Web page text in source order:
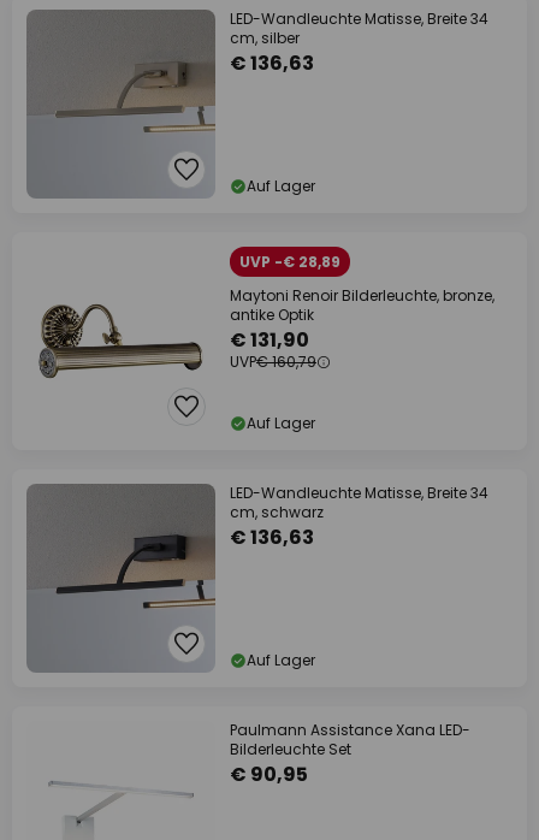
LED-Wandleuchte Matisse, Breite 34
cm, silber
€ 136,63
Auf Lager
UVP -€ 28,89
Maytoni Renoir Bilderleuchte, bronze,
antike Optik
€ 131,90
UVP€ 160,79
Auf Lager
LED-Wandleuchte Matisse, Breite 34
cm, schwarz
€ 136,63
Auf Lager
Paulmann Assistance Xana LED-
Bilderleuchte Set
€ 90,95